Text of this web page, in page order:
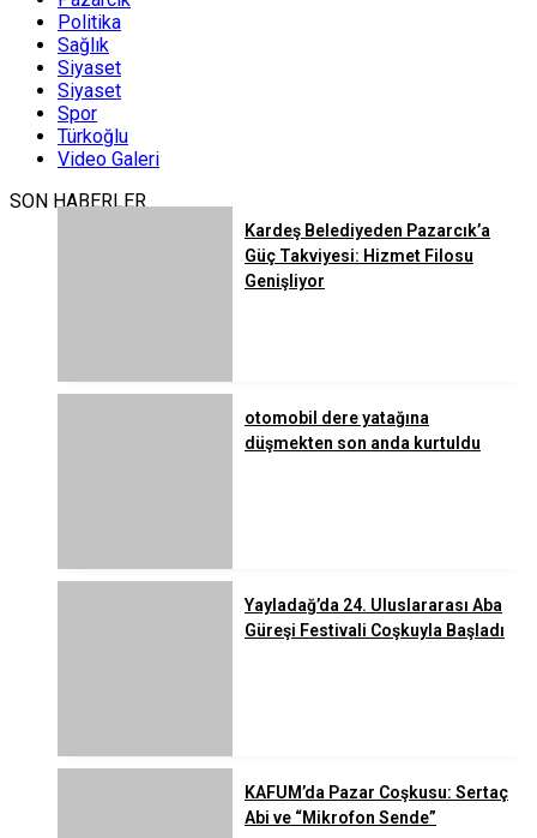
Politika
Sağlık
Siyaset
Siyaset
Spor
Türkoğlu
Video Galeri
SON HABERLER
Kardeş Belediyeden Pazarcık’a
Güç Takviyesi: Hizmet Filosu
Genişliyor
otomobil dere yatağına
düşmekten son anda kurtuldu
Yayladağ’da 24. Uluslararası Aba
Güreşi Festivali Coşkuyla Başladı
KAFUM’da Pazar Coşkusu: Sertaç
Abi ve “Mikrofon Sende”